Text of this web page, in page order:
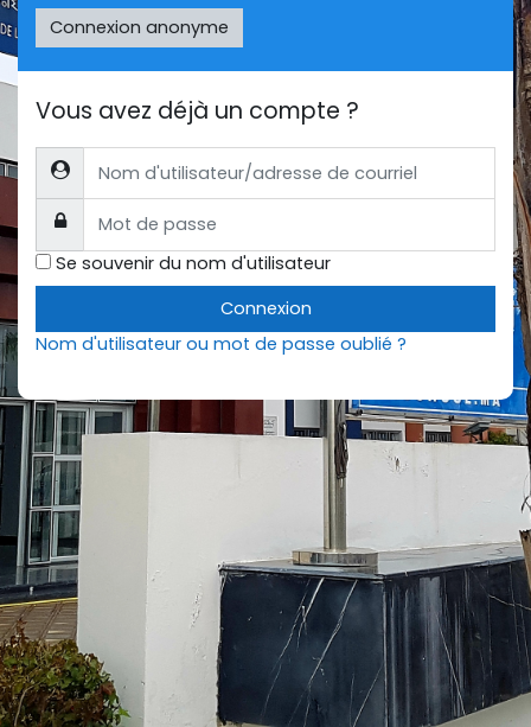
Connexion anonyme
Vous avez déjà un compte ?
Nom d'utilisateur/adresse de courriel
Mot de passe
Se souvenir du nom d'utilisateur
Connexion
Nom d'utilisateur ou mot de passe oublié ?